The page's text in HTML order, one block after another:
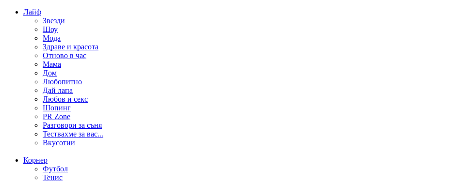
Лайф
Звезди
Шоу
Мода
Здраве и красота
Отново в час
Мама
Дом
Любопитно
Дай лапа
Любов и секс
Шопинг
PR Zone
Разговори за съня
Тествахме за вас...
Вкусотии
Корнер
Футбол
Тенис